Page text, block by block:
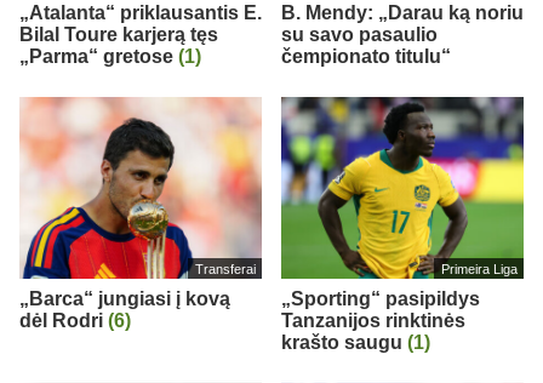
„Atalanta“ priklausantis E.
Bilal Toure karjerą tęs
„Parma“ gretose (1)
B. Mendy: „Darau ką noriu
su savo pasaulio
čempionato titulu“
Transferai
„Barca“ jungiasi į kovą
dėl Rodri (6)
Primeira Liga
„Sporting“ pasipildys
Tanzanijos rinktinės
krašto saugu (1)